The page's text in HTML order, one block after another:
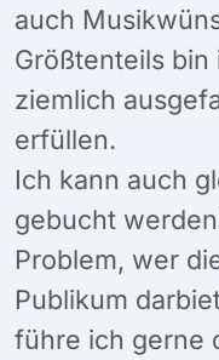
auch
Größtenteils
ziemlich
erfüllen.
Ich kann auch
gebucht
Problem, wer
Publikum
führe ich gerne